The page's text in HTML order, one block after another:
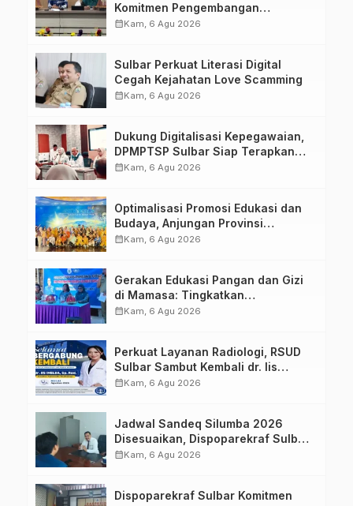
Komitmen Pengembangan
Kompetensi ASN melalui
calendar_monthKam, 6 Agu 2026
Sulbar Perkuat Literasi Digital
Cegah Kejahatan Love Scamming
calendar_monthKam, 6 Agu 2026
Dukung Digitalisasi Kepegawaian,
DPMPTSP Sulbar Siap Terapkan
Aplikasi FLEKSI ASN
calendar_monthKam, 6 Agu 2026
Optimalisasi Promosi Edukasi dan
Budaya, Anjungan Provinsi
Sulawesi Barat Perkuat Kolaborasi
calendar_monthKam, 6 Agu 2026
Gerakan Edukasi Pangan dan Gizi
di Mamasa: Tingkatkan
Pengetahuan dan Keterampilan
calendar_monthKam, 6 Agu 2026
Perkuat Layanan Radiologi, RSUD
Sulbar Sambut Kembali dr. Iis
Imelda, Sp.Rad
calendar_monthKam, 6 Agu 2026
Jadwal Sandeq Silumba 2026
Disesuaikan, Dispoparekraf Sulbar
Pastikan Persiapan Tetap
calendar_monthKam, 6 Agu 2026
Dispoparekraf Sulbar Komitmen